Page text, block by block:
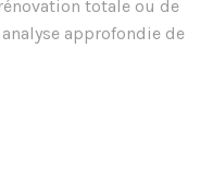
totale ou de
approfondie de